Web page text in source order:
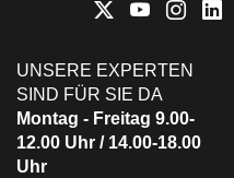
UNSERE EXPERTEN
SIND FÜR SIE DA
Montag - Freitag 9.00-
12.00 Uhr / 14.00-18.00
Uhr